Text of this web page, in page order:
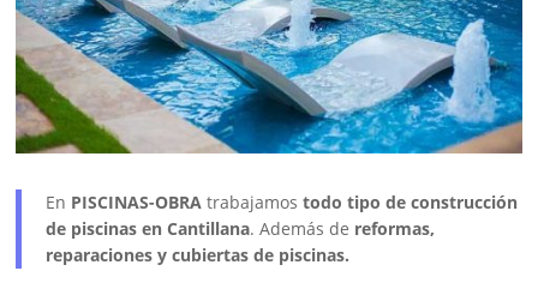
En PISCINAS-OBRA trabajamostodo tipo de construcción
de piscinas en Cantillana. Además de reformas,
reparaciones y cubiertas de piscinas.